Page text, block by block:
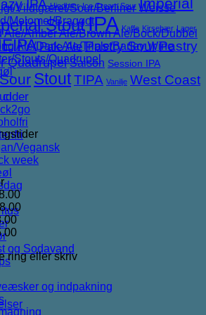
Vildtgæret/Sour/Berliner Weisse
Melomel/Braggot
Ale/Amber Ale/Brown Ale/Bock/Dubbel
Ale/Dark Ale/Triple/Barley Wine
Stouts/Quadrupel
Vegansk
week
og Sodavand
og indpakning
IPA Hindbær Ice Cream Sour
StoutIPA Kaffe Kirsebær Lager
Pale Ale Pastry SourPastry
Quadrupel Saison Session IPA
Sour StoutTIPA Vanilje West Coast
ring eller skriv